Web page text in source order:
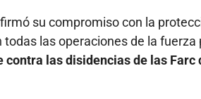
su compromiso con la
todas las operaciones de la fuerza
las disidencias de las